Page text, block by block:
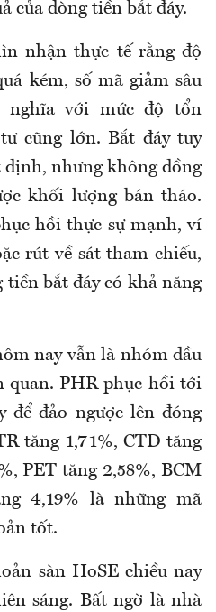
của dòng tiền bắt đáy.
nhận thực tế rằng độ
kém, số mã giảm sâu
nghĩa với mức độ tổn
cũng lớn. Bắt đáy tuy
nhưng không đồng
khối lượng bán tháo.
hồi thực sự mạnh, ví
rút về sát tham chiếu,
bắt đáy có khả năng
nay vẫn là nhóm dầu
quan. PHR phục hồi tới
để đảo ngược lên đóng
tăng 1,71%, CTD tăng
PET tăng 2,58%, BCM
4,19% là những mã
tốt.
sàn HoSE chiều nay
sáng. Bất ngờ là nhà